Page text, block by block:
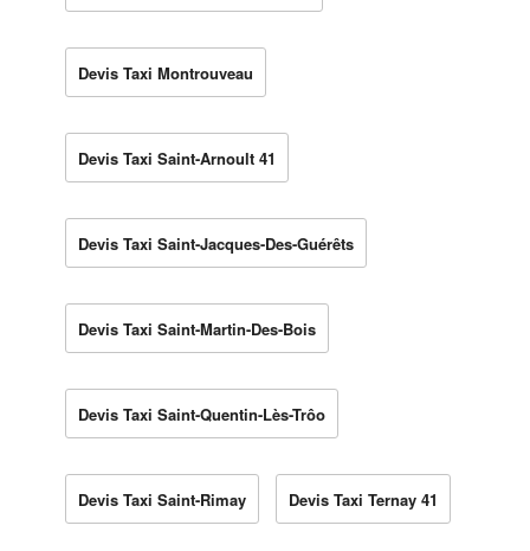
Devis Taxi Montrouveau
Devis Taxi Saint-Arnoult 41
Devis Taxi Saint-Jacques-Des-Guérêts
Devis Taxi Saint-Martin-Des-Bois
Devis Taxi Saint-Quentin-Lès-Trôo
Devis Taxi Saint-Rimay Devis Taxi Ternay 41